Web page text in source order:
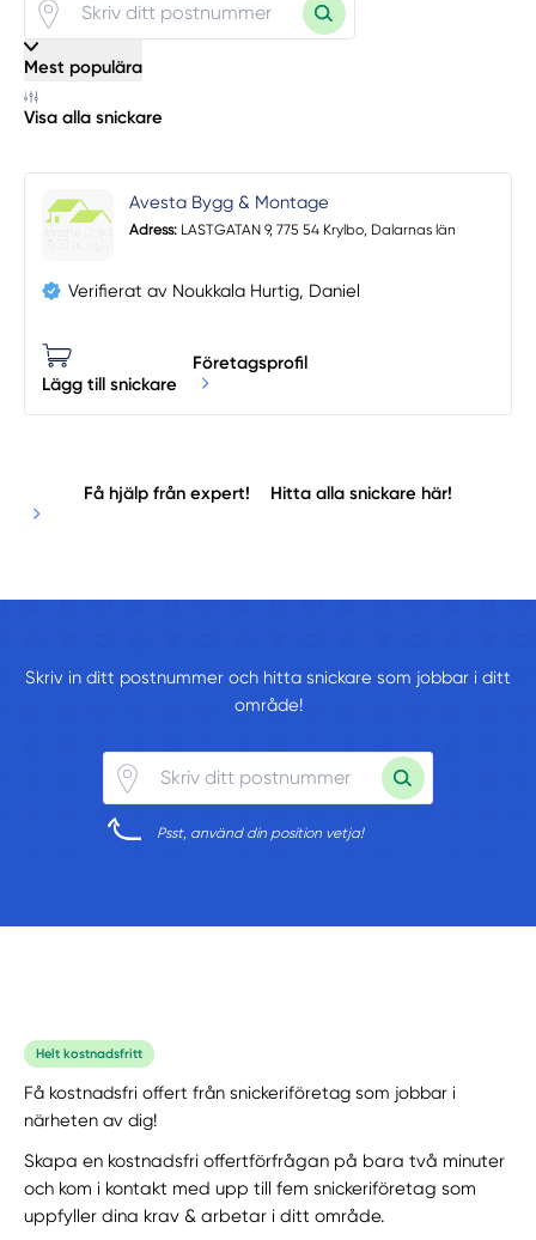
Mest populära
Visa alla snickare
Avesta Bygg & Montage
Adress: LASTGATAN 9, 775 54 Krylbo, Dalarnas län
Verifierat av Noukkala Hurtig, Daniel
Lägg till snickare
Företagsprofil
Få hjälp från expert! Hitta alla snickare här!
Skriv in ditt postnummer och hitta snickare som jobbar i ditt
område!
Psst, använd din position vetja!
Helt kostnadsfritt
Få kostnadsfri offert från snickeriföretag som jobbar i
närheten av dig!
Skapa en kostnadsfri offertförfrågan på bara två minuter
och kom i kontakt med upp till fem snickeriföretag som
uppfyller dina krav & arbetar i ditt område.